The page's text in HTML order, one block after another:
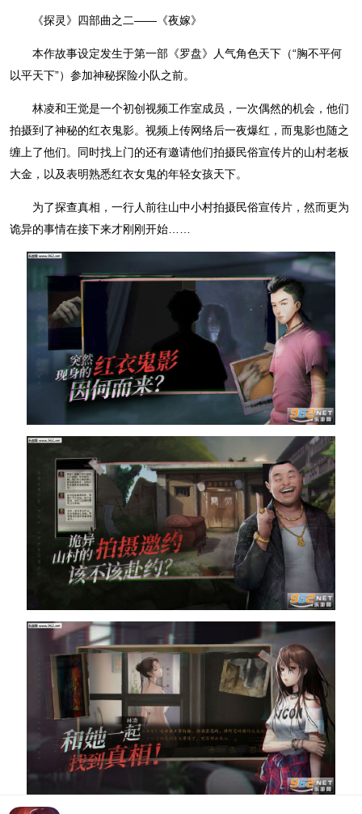
《探灵》四部曲之二——《夜嫁》
本作故事设定发生于第一部《罗盘》人气角色天下（“胸不平何
以平天下”）参加神秘探险小队之前。
林凌和王觉是一个初创视频工作室成员，一次偶然的机会，他们
拍摄到了神秘的红衣鬼影。视频上传网络后一夜爆红，而鬼影也随之
缠上了他们。同时找上门的还有邀请他们拍摄民俗宣传片的山村老板
大金，以及表明熟悉红衣女鬼的年轻女孩天下。
为了探查真相，一行人前往山中小村拍摄民俗宣传片，然而更为
诡异的事情在接下来才刚刚开始……